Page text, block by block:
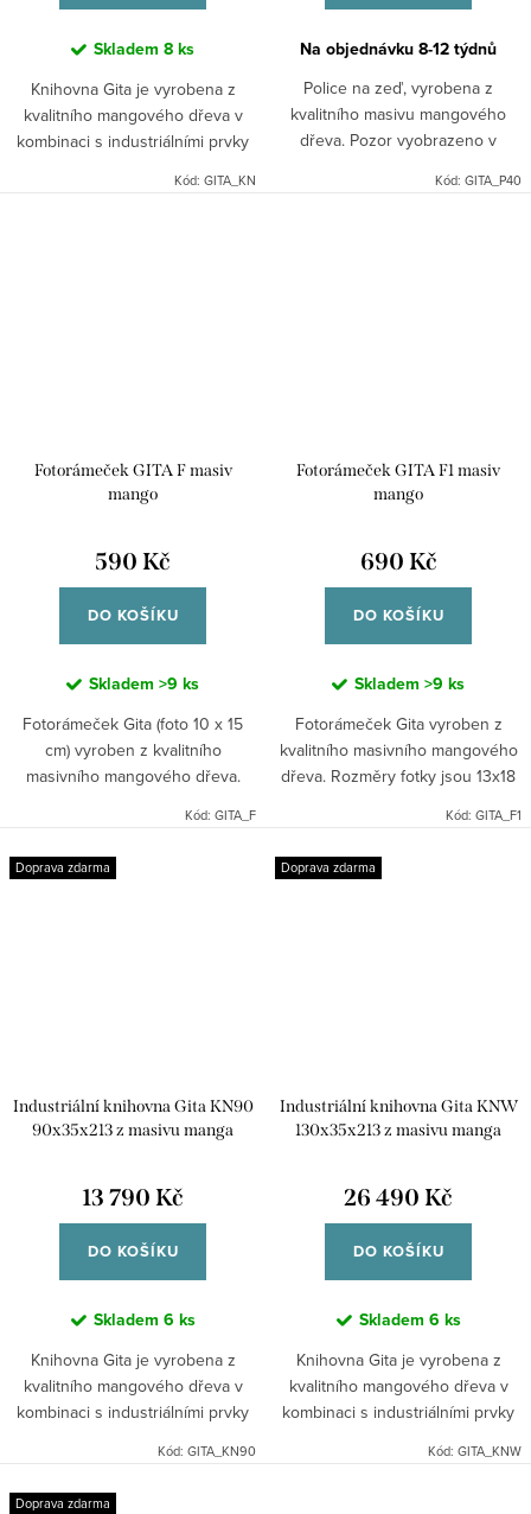
Skladem 8 ks
Knihovna Gita je vyrobena z
kvalitního mangového dřeva v
kombinaci s industriálními prvky
teplo. Indický industriální nábytek
Kód: GITA_KN
Na objednávku 8-12 týdnů
Police na zeď, vyrobena z
kvalitního masivu mangového
dřeva. Pozor vyobrazeno v
Kód: GITA_P40
Fotorámeček GITA F masiv
mango
590 Kč
DO KOŠÍKU
Skladem >9 ks
Fotorámeček Gita (foto 10 x 15
cm) vyroben z kvalitního
masivního mangového dřeva.
Kód: GITA_F
Fotorámeček GITA F1 masiv
mango
690 Kč
DO KOŠÍKU
Skladem >9 ks
Fotorámeček Gita vyroben z
kvalitního masivního mangového
dřeva. Rozměry fotky jsou 13x18
Kód: GITA_F1
Doprava zdarma
Industriální knihovna Gita KN90
90x35x213 z masivu manga
13 790 Kč
DO KOŠÍKU
Skladem 6 ks
Knihovna Gita je vyrobena z
kvalitního mangového dřeva v
kombinaci s industriálními prvky
teplo. Dodáváno v demontu.
Indický koloniální nábytek...
Kód: GITA_KN90
Doprava zdarma
Industriální knihovna Gita KNW
130x35x213 z masivu manga
26 490 Kč
DO KOŠÍKU
Skladem 6 ks
Knihovna Gita je vyrobena z
kvalitního mangového dřeva v
kombinaci s industriálními prvky
teplo. Dodáváno v demontu.
Kód: GITA_KNW
Doprava zdarma